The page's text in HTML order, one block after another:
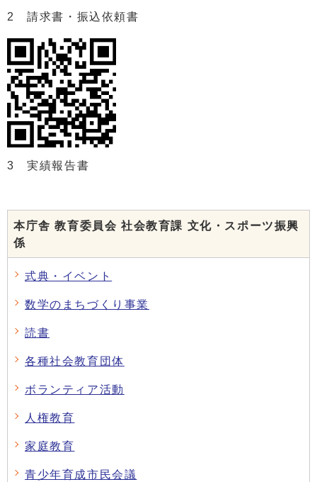
2 請求書・振込依頼書
3 実績報告書
本庁舎 教育委員会 社会教育課 文化・スポーツ振興
係
式典・イベント
数学のまちづくり事業
読書
各種社会教育団体
ボランティア活動
人権教育
家庭教育
青少年育成市民会議